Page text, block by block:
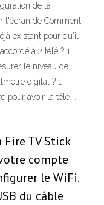
de la
l'écran de Comment
existant pour qu'il
à 2 télé ? 1
le niveau de
digital ? 1
avoir la télé …
Fire TV Stick
compte
le WiFi.
du câble